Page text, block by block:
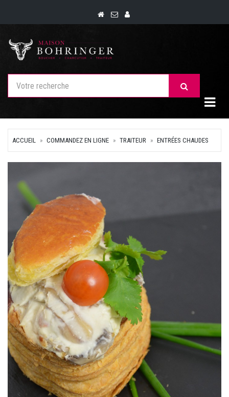
ACCUEIL COMMANDEZ EN LIGNE TRAITEUR ENTRÉES CHAUDES